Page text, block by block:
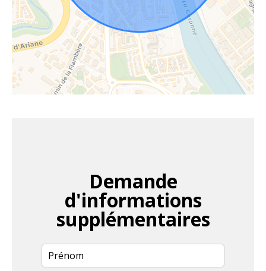
Demande
d'informations
supplémentaires